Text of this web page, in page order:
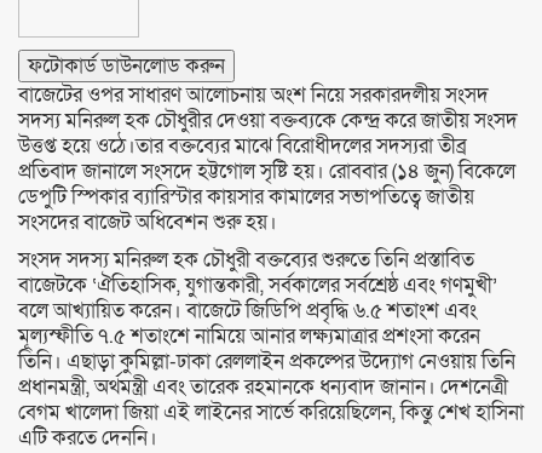
ফটোকার্ড ডাউনলোড করুন
বাজেটের ওপর সাধারণ আলোচনায় অংশ নিয়ে সরকারদলীয় সংসদ
সদস্য মনিরুল হক চৌধুরীর দেওয়া বক্তব্যকে কেন্দ্র করে জাতীয় সংসদ
উত্তপ্ত হয়ে ওঠে।তার বক্তব্যের মাঝে বিরোধীদলের সদস্যরা তীব্র
প্রতিবাদ জানালে সংসদে হট্টগোল সৃষ্টি হয়। রোববার (১৪ জুন) বিকেলে
ডেপুটি স্পিকার ব্যারিস্টার কায়সার কামালের সভাপতিত্বে জাতীয়
সংসদের বাজেট অধিবেশন শুরু হয়।
সংসদ সদস্য মনিরুল হক চৌধুরী বক্তব্যের শুরুতে তিনি প্রস্তাবিত
বাজেটকে ‘ঐতিহাসিক, যুগান্তকারী, সর্বকালের সর্বশ্রেষ্ঠ এবং গণমুখী’
বলে আখ্যায়িত করেন। বাজেটে জিডিপি প্রবৃদ্ধি ৬.৫ শতাংশ এবং
মূল্যস্ফীতি ৭.৫ শতাংশে নামিয়ে আনার লক্ষ্যমাত্রার প্রশংসা করেন
তিনি। এছাড়া কুমিল্লা-ঢাকা রেললাইন প্রকল্পের উদ্যোগ নেওয়ায় তিনি
প্রধানমন্ত্রী, অর্থমন্ত্রী এবং তারেক রহমানকে ধন্যবাদ জানান। দেশনেত্রী
বেগম খালেদা জিয়া এই লাইনের সার্ভে করিয়েছিলেন, কিন্তু শেখ হাসিনা
এটি করতে দেননি।